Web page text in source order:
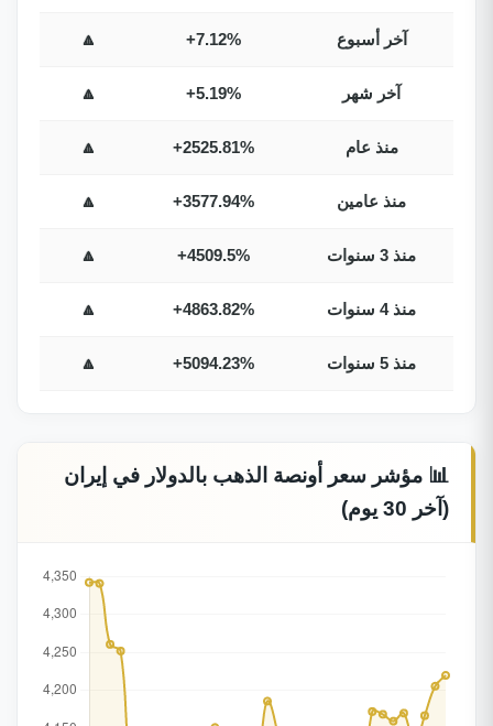
آخر أسبوع +7.12%
🔼
آخر شهر +5.19%
🔼
منذ عام +2525.81%
🔼
منذ عامين +3577.94%
🔼
منذ 3 سنوات +4509.5%
🔼
منذ 4 سنوات +4863.82%
🔼
منذ 5 سنوات +5094.23%
🔼
📊 مؤشر سعر أونصة الذهب بالدولار في إيران
(آخر 30 يوم)